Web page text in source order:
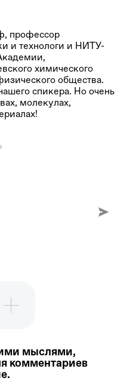
профессор
и технологи и НИТУ-
химического
общества.
спикера. Но очень
молекулах,
мыслями,
комментариев